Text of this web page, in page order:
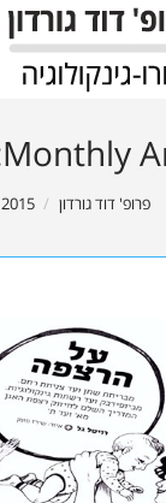
Monthly
פרופ' דוד גורדון 2015